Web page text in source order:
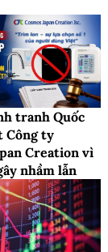
tranh Quốc
Công ty
Creation vì
nhầm lẫn